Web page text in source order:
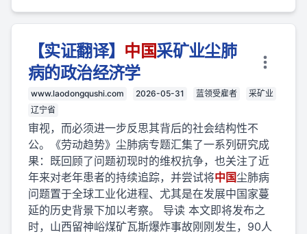
【实证翻译】 中国采矿业尘肺
病的政治经济学
www.laodongqushi.com 2026-05-31 蓝领受雇者
采矿业
辽宁省
审视，而必须进一步反思其背后的社会结构性不
公。《劳动趋势》尘肺病专题汇集了一系列研究成
果：既回顾了问题初现时的维权抗争，也关注了近
年来对老年患者的持续追踪，并尝试将中国尘肺病
问题置于全球工业化进程、尤其是在发展中国家蔓
延的历史背景下加以考察。 导读 本文即将发布之
时，山西留神峪煤矿瓦斯爆炸事故刚刚发生，90人